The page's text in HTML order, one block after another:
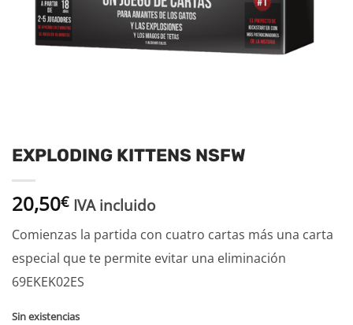
EXPLODING KITTENS NSFW
20,50€ IVA incluido
Comienzas la partida con cuatro cartas más una carta
especial que te permite evitar una eliminación
69EKEK02ES
Sin existencias